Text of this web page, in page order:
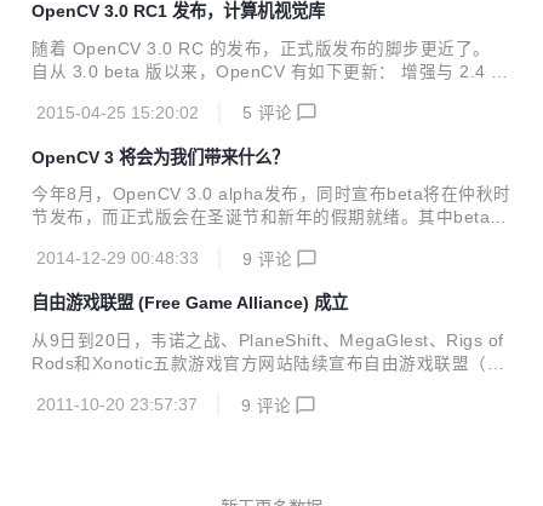
OpenCV 3.0 RC1 发布，计算机视觉库
随着 OpenCV 3.0 RC 的发布，正式版发布的脚步更近了。
自从 3.0 beta 版以来，OpenCV 有如下更新： 增强与 2.4 版
CV HAL，可在一些平台上加速 OpenCV。它将会随着 3.x 系
用。 可靠的 Android 支持。 提升 OpenCV 在 WinRT 上的性
能，以及 bug 修复。 更多改进内容请看发行说明。 OpenCV
是 Intel 开源计算机视觉库。它由一系列 C 函数和少量 C++
2015-04-25 15:20:02 5 评论
OpenCV 3 将会为我们带来什么？
今年8月，OpenCV 3.0 alpha发布，同时宣布beta将在仲秋时
节发布，而正式版会在圣诞节和新年的假期就绪。其中beta版
能还得过一阵子才行。 3.0将是OpenCV的又一个革命性版
++和Python编程接口风格。其中，Python接口大大增强，也
加入了Python 3.x的支持。一般来说，以前版本的程序只要做
少数修改，就可以使用OpenCV 3了。另外还改善了Java接
从highgui模块分离出来，组成...
2014-12-29 00:48:33 9 评论
自由游戏联盟 (Free Game Alliance) 成立
从9日到20日，韦诺之战、PlaneShift、MegaGlest、Rigs of
Rods和Xonotic五款游戏官方网站陆续宣布自由游戏联盟（Fr
始者。 自由游戏联盟计划从每种类型的开源游戏中吸取一款作
区，还要有成为该类开源游戏领跑者的潜力。 附自由游戏联盟
2011-10-20 23:57:37 9 评论